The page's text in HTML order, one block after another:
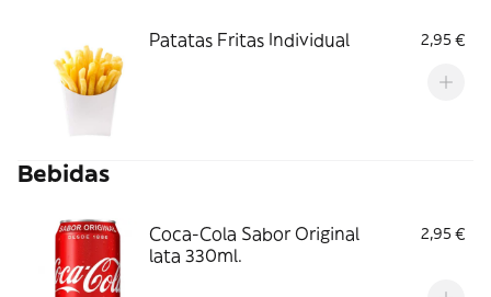
Patatas Fritas Individual 2,95 €
Bebidas
Coca-Cola Sabor Original
lata 330ml.
2,95 €